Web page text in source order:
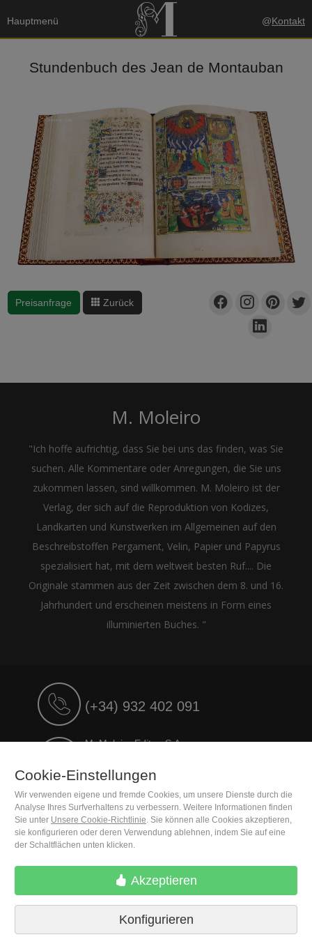
Hauptmenü @Kontakt
Stundenbuch des Jean de Montauban
Preisanfrage Zurück
M. Moleiro
"Ich hoffe aufrichtig, dass Sie bei uns das finden, was Sie
suchen. Alle Kommentare oder Anregungen, die Sie uns
zukommen lassen, sind willkommen. M. Moleiro ist der
Verlag, der sich auf die Reproduktion von Kodizes,
Landkarten und Kunstwerken im Allgemeinen auf den
Beschreibstoffen Pergament, Velin, Papier und Papyrus
spezialisiert hat, mit dem weltweit besten Ruf.... Die
Originale stammen aus der Zeit zwischen dem 8. und 16.
Jahrhundert und erscheinen meistens in Form eines
illuminierten Buches. "
(+34) 932 402 091
M. Moleiro Editor, S.A.
E08021 Barcelona (Spain)
Lieferbedingungen
Cookie-Einstellungen
Cookie-Einstellungen
Wir verwenden eigene und fremde Cookies, um unsere Dienste durch die
Analyse Ihres Surfverhaltens zu verbessern. Weitere Informationen finden
Sie unter Unsere Cookie-Richtlinie. Sie können alle Cookies akzeptieren,
sie konfigurieren oder deren Verwendung ablehnen, indem Sie auf eine
der Schaltflächen unten klicken.
Akzeptieren
Konfigurieren